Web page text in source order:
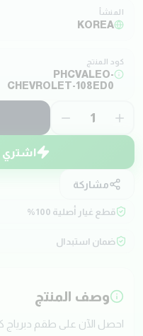
المنشأ
KOREA
كود المنتج
PHCVALEO-
CHEVROLET-108ED0
1
اشتري
مشاركة
قطع غيار أصلية 100%
ضمان استبدال
وصف المنتج